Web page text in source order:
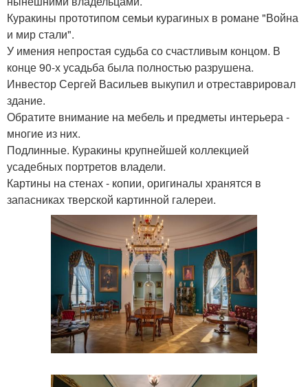
Куракины прототипом семьи курагиных в романе "Война
и мир стали".
У имения непростая судьба со счастливым концом. В
конце 90-х усадьба была полностью разрушена.
Инвестор Сергей Васильев выкупил и отреставрировал
здание.
Обратите внимание на мебель и предметы интерьера -
многие из них.
Подлинные. Куракины крупнейшей коллекцией
усадебных портретов владели.
Картины на стенах - копии, оригиналы хранятся в
запасниках тверской картинной галереи.